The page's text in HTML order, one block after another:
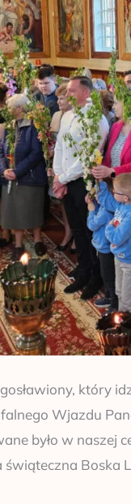
który
Wjazdu
było w naszej
Boska